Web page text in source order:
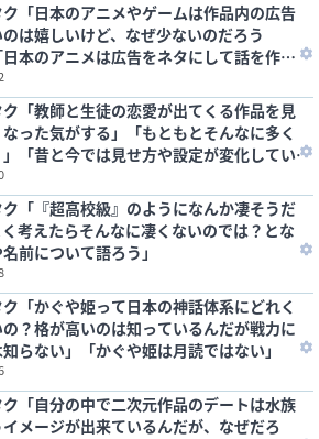
「日本のアニメやゲームは作品内の広告
は嬉しいけど、なぜ少ないのだろう
本のアニメは広告をネタにして話を作
「教師と生徒の恋愛が出てくる作品を見
った気がする」「もともとそんなに多く
「昔と今では見せ方や設定が変化してい
「『超高校級』のようになんか凄そうだ
考えたらそんなに凄くないのでは？とな
前について語ろう」
「かぐや姫って日本の神話体系にどれく
の？格が高いのは知っているんだが戦力に
らない」「かぐや姫は月読ではない」
「自分の中で二次元作品のデートは水族
メージが出来ているんだが、なぜだろ